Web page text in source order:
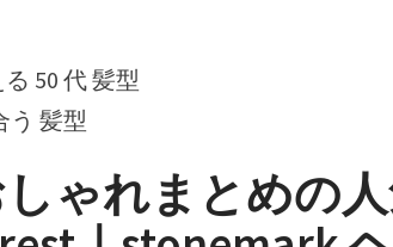
50 代 髪型
う 髪型
しゃれまとめの